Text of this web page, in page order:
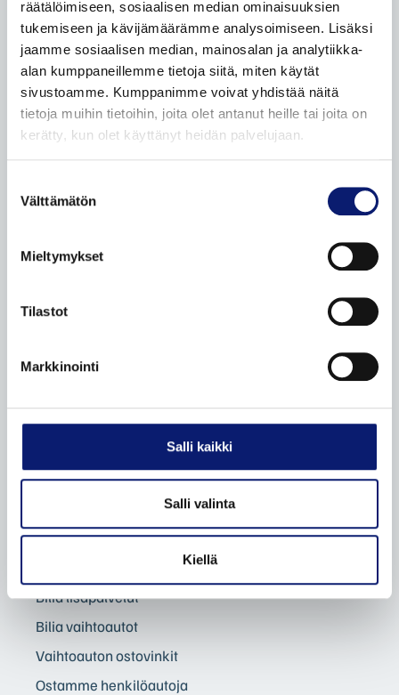
räätälöimiseen, sosiaalisen median ominaisuuksien
tukemiseen ja kävijämäärämme analysoimiseen. Lisäksi
jaamme sosiaalisen median, mainosalan ja analytiikka-
alan kumppaneillemme tietoja siitä, miten käytät
sivustoamme. Kumppanimme voivat yhdistää näitä
tietoja muihin tietoihin, joita olet antanut heille tai joita on
kerätty, kun olet käyttänyt heidän palvelujaan.
valinta
Välttämätön
Mieltymykset
Tilastot
Markkinointi
Salli kaikki
Salli valinta
Kiellä
Facebook Instagram Linkedin TikTok
UUDET VOLVOT
Leasingpalvelut
Bilia Yksityisleasing
Auton toimitus
Volvo sähköistyy
Yksityisasiakkaat
Etämyynnin ehdot
VAIHTOAUTOT
Volvo Selekt vaihtoautot
Bilia Complete vaihtoautot
Bilia lisäpalvelut
Bilia vaihtoautot
Vaihtoauton ostovinkit
Ostamme henkilöautoja